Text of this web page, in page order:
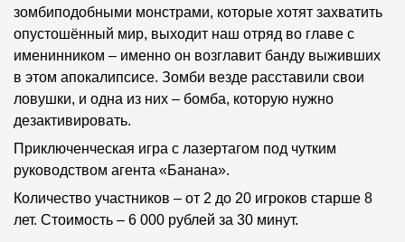
зомбиподобными монстрами, которые хотят захватить
опустошённый мир, выходит наш отряд во главе с
именинником – именно он возглавит банду выживших
в этом апокалипсисе. Зомби везде расставили свои
ловушки, и одна из них – бомба, которую нужно
дезактивировать.
Приключенческая игра с лазертагом под чутким
руководством агента «Банана».
Количество участников – от 2 до 20 игроков старше 8
лет. Стоимость – 6 000 рублей за 30 минут.